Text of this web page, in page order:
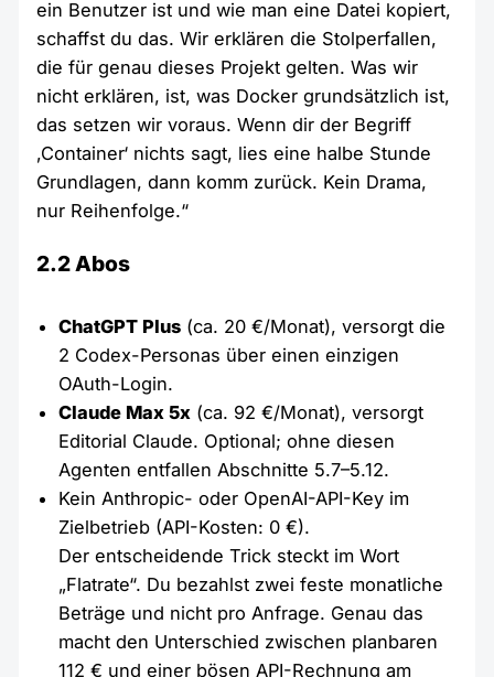
ein Benutzer ist und wie man eine Datei kopiert,
schaffst du das. Wir erklären die Stolperfallen,
die für genau dieses Projekt gelten. Was wir
nicht erklären, ist, was Docker grundsätzlich ist,
das setzen wir voraus. Wenn dir der Begriff
‚Container‘ nichts sagt, lies eine halbe Stunde
Grundlagen, dann komm zurück. Kein Drama,
nur Reihenfolge.“
2.2 Abos
ChatGPT Plus (ca. 20 €/Monat), versorgt die
2 Codex-Personas über einen einzigen
OAuth-Login.
Claude Max 5x (ca. 92 €/Monat), versorgt
Editorial Claude. Optional; ohne diesen
Agenten entfallen Abschnitte 5.7–5.12.
Kein Anthropic- oder OpenAI-API-Key im
Zielbetrieb (API-Kosten: 0 €).
Der entscheidende Trick steckt im Wort
„Flatrate“. Du bezahlst zwei feste monatliche
Beträge und nicht pro Anfrage. Genau das
macht den Unterschied zwischen planbaren
112 € und einer bösen API-Rechnung am